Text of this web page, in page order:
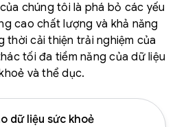
chúng tôi là phá bỏ các yếu
cao chất lượng và khả năng
thời cải thiện trải nghiệm của
tối đa tiềm năng của dữ liệu
và thể dục.
dữ liệu sức khoẻ